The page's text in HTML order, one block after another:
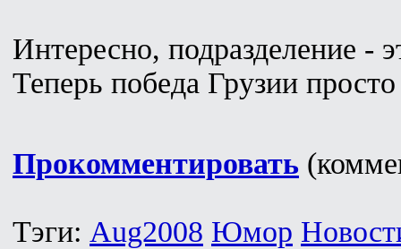
Интересно, подразделение -
Теперь победа Грузии
Прокомментировать
Тэги: Aug2008 Юмор